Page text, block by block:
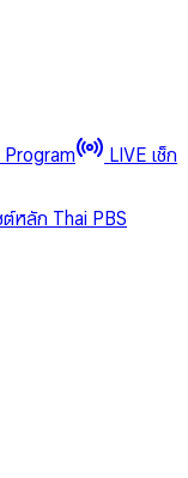
Program
LIVE เช็ก
ต์หลัก Thai PBS